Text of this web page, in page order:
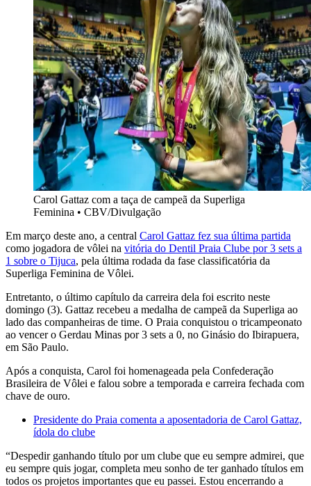
Carol Gattaz com a taça de campeã da Superliga
Feminina • CBV/Divulgação
Em março deste ano, a central Carol Gattaz fez sua última partida
como jogadora de vôlei na vitória do Dentil Praia Clube por 3 sets a
1 sobre o Tijuca, pela última rodada da fase classificatória da
Superliga Feminina de Vôlei.
Entretanto, o último capítulo da carreira dela foi escrito neste
domingo (3). Gattaz recebeu a medalha de campeã da Superliga ao
lado das companheiras de time. O Praia conquistou o tricampeonato
ao vencer o Gerdau Minas por 3 sets a 0, no Ginásio do Ibirapuera,
em São Paulo.
Após a conquista, Carol foi homenageada pela Confederação
Brasileira de Vôlei e falou sobre a temporada e carreira fechada com
chave de ouro.
Presidente do Praia comenta a aposentadoria de Carol Gattaz,
ídola do clube
“Despedir ganhando título por um clube que eu sempre admirei, que
eu sempre quis jogar, completa meu sonho de ter ganhado títulos em
todos os projetos importantes que eu passei. Estou encerrando a